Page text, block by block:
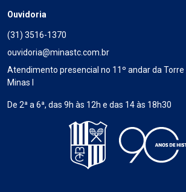
Ouvidoria
(31) 3516-1370
ouvidoria@minastc.com.br
Atendimento presencial no 11º andar da
Minas I
De 2ª a 6ª, das 9h às 12h e das 14 às 18h30